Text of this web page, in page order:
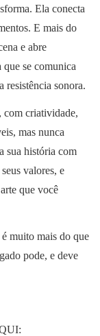
Ela conecta
E mais do
e abre
se comunica
resistência sonora.
com criatividade,
mas nunca
sua história com
valores, e
que você
muito mais do que
pode, e deve